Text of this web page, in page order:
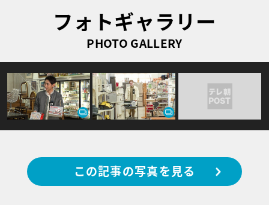
フォトギャラリー
PHOTO GALLERY
この記事の写真を見る